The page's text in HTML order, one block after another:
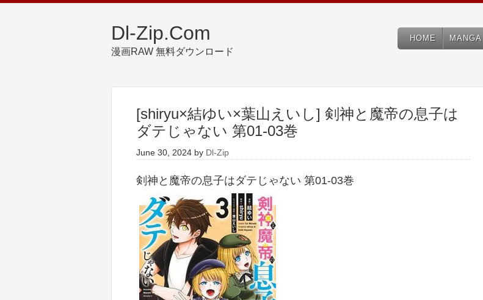
Dl-Zip.Com
漫画RAW 無料ダウンロード
HOME MANGA
[shiryu×結ゆい×葉山えいし] 剣神と魔帝の息子は
ダテじゃない 第01-03巻
June 30, 2024 by Dl-Zip
剣神と魔帝の息子はダテじゃない 第01-03巻